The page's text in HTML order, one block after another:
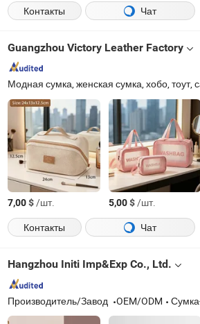
Контакты
Чат
Guangzhou Victory Leather Factory
7,00$/шт. 5,00$/шт.
Контакты
Чат
Hangzhou Initi Imp&Exp Co., Ltd.
Производитель/Завод OEM/ODM Сумка-тоут, хлопковая сумка, холщевая сумка, сумка на шнурке,